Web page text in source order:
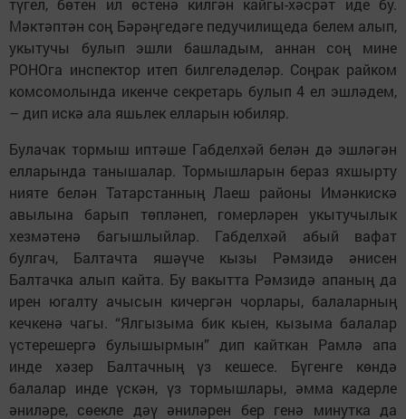
түгел, бөтен ил өстенә килгән кайгы-хәсрәт иде бу.
Мәктәптән соң Бәрәңгедәге педучилищеда белем алып,
укытучы булып эшли башладым, аннан соң мине
РОНОга инспектор итеп билгеләделәр. Соңрак райком
комсомолында икенче секретарь булып 4 ел эшләдем,
– дип искә ала яшьлек елларын юбиляр.
Булачак тормыш иптәше Габделхәй белән дә эшләгән
елларында танышалар. Тормышларын бераз яхшырту
нияте белән Татарстанның Лаеш районы Имәнкискә
авылына барып төпләнеп, гомерләрен укытучылык
хезмәтенә багышлыйлар. Габделхәй абый вафат
булгач, Балтачта яшәүче кызы Рәмзидә әнисен
Балтачка алып кайта. Бу вакытта Рәмзидә апаның да
ирен югалту ачысын кичергән чорлары, балаларның
кечкенә чагы. “Ялгызыма бик кыен, кызыма балалар
үстерешергә булышырмын” дип кайткан Рамлә апа
инде хәзер Балтачның үз кешесе. Бүгенге көндә
балалар инде үскән, үз тормышлары, әмма кадерле
әниләре, сөекле дәү әниләрен бер генә минутка да